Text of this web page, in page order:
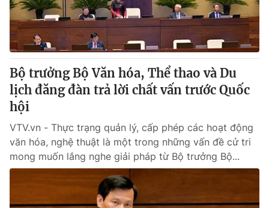
Sản phẩm
Thị trường
Tư vấn
Lịch phát sóng
Chuyên mục khác
Emagazine Podcast
Photo Infographic
Video Shorts video
VTV Thể thao
Bộ trưởng Bộ Văn hóa, Thể thao và Du
lịch đăng đàn trả lời chất vấn trước Quốc
hội
VTV.vn - Thực trạng quản lý, cấp phép các hoạt động
văn hóa, nghệ thuật là một trong những vấn đề cử tri
mong muốn lắng nghe giải pháp từ Bộ trưởng Bộ...